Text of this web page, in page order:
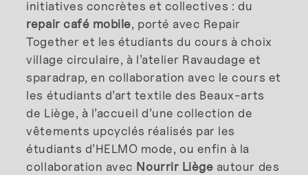
initiatives concrètes et collectives : du
repair café mobile, porté avec Repair
Together et les étudiants du cours à choix
village circulaire, à l’atelier Ravaudage et
sparadrap, en collaboration avec le cours et
les étudiants d’art textile des Beaux-arts
de Liège, à l’accueil d’une collection de
vêtements upcyclés réalisés par les
étudiants d’HELMO mode, ou enfin à la
collaboration avec Nourrir Liège autour des